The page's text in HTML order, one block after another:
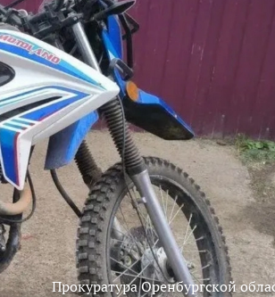
Прокуратура Оренбургской